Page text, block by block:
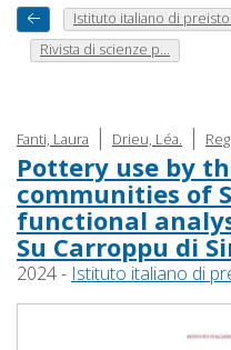
Istituto italiano di
Rivista di scienze p...
Fanti, Laura | Drieu, Léa. |
Pottery use by
communities of
functional
Su Carroppu di
2024 - Istituto italiano di